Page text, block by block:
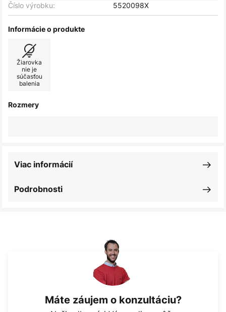
Číslo výrobku:
5520098X
Informácie o produkte
Žiarovka
nie je
súčasťou
balenia
Rozmery
Podrobnosti
Viac informácií
Máte záujem o konzultáciu?